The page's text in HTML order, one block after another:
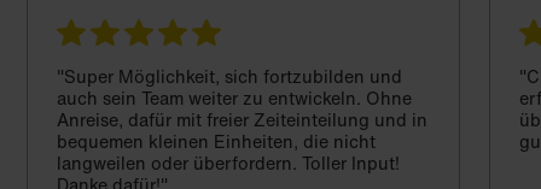
"Super Möglichkeit, sich fortzubilden und
auch sein Team weiter zu entwickeln. Ohne
Anreise, dafür mit freier Zeiteinteilung und in
bequemen kleinen Einheiten, die nicht
langweilen oder überfordern. Toller Input!